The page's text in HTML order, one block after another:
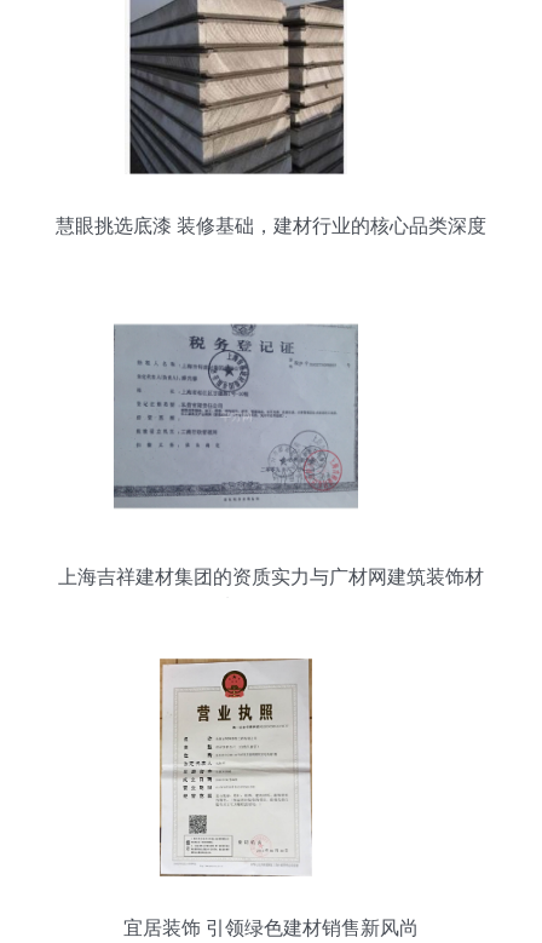
慧眼挑选底漆 装修基础，建材行业的核心品类深度
上海吉祥建材集团的资质实力与广材网建筑装饰材
宜居装饰 引领绿色建材销售新风尚